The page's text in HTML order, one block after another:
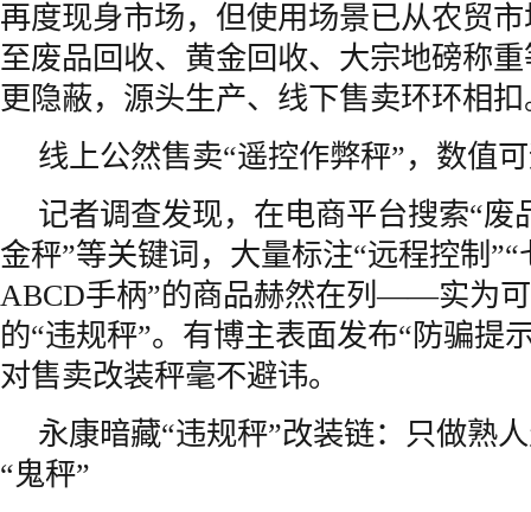
再度现身市场，但使用场景已从农贸
至废品回收、黄金回收、大宗地磅称
更隐蔽，源头生产、线下售卖环环相扣
线上公然售卖“遥控作弊秤”，数值
记者调查发现，在电商平台搜索“废
金秤”等关键词，大量标注“远程控制”“
ABCD手柄”的商品赫然在列——实为
的“违规秤”。有博主表面发布“防骗提
对售卖改装秤毫不避讳。
永康暗藏“违规秤”改装链：只做熟
“鬼秤”